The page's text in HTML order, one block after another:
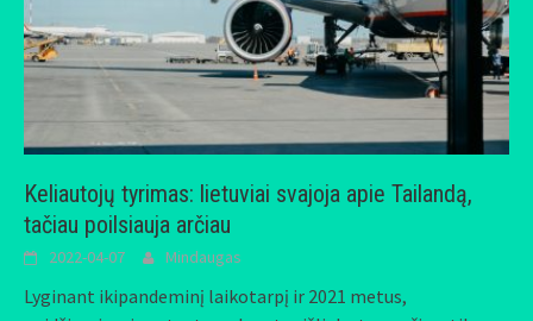
Keliautojų tyrimas: lietuviai svajoja apie Tailandą,
tačiau poilsiauja arčiau
2022-04-07 Mindaugas
Lyginant ikipandeminį laikotarpį ir 2021 metus,